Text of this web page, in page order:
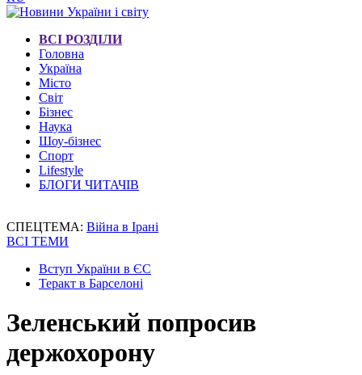
ВСІ РОЗДІЛИ
Головна
Україна
Місто
Світ
Бізнес
Наука
Шоу-бізнес
Спорт
Lifestyle
БЛОГИ ЧИТАЧІВ
СПЕЦТЕМА: Війна в Ірані
ВСІ ТЕМИ
Вступ України в ЄС
Теракт в Барселоні
Зеленський попросив
держохорону